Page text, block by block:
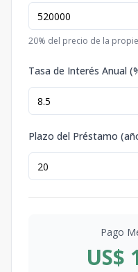
20% del precio de la
Tasa de Interés Anual
Plazo del Préstamo
Pago
US$